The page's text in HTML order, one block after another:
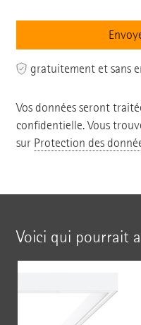
gratuitement et sans
Vos données seront
confidentielle. Vous
sur Protection des
Voici qui pourrait